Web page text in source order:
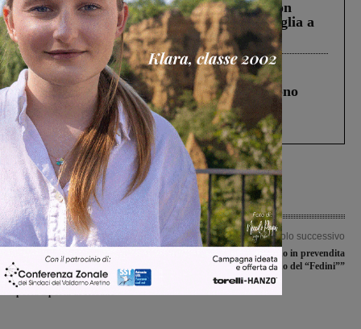
Scomparso da una struttura di Castiglion
Fiorentino l’uomo che aveva ucciso la figlia a
Levane nel 2020
Cronaca 4 Agosto 2026
Un anno fa la strage in A1 in cui morirono
Gianni, Giulia e Franco. Lo schianto, il
processo, lo stop ai sorpassi fra tir....
Articolo precedente
Rifiuti: aumenta la raccolta
differenziata. Ma il Comune chiede
chiarimenti ad Aer: “Deludente il
Articolo successivo
I biglietti per Avezzano in prevendita
al botteghino del “Fedini””